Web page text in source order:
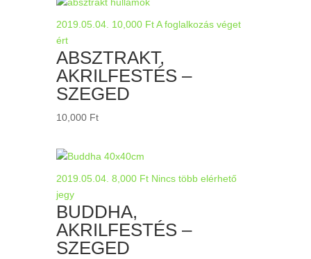
2019.05.04. 10,000 Ft A foglalkozás véget
ért
ABSZTRAKT,
AKRILFESTÉS –
SZEGED
10,000 Ft
2019.05.04. 8,000 Ft Nincs több elérhető
jegy
BUDDHA,
AKRILFESTÉS –
SZEGED